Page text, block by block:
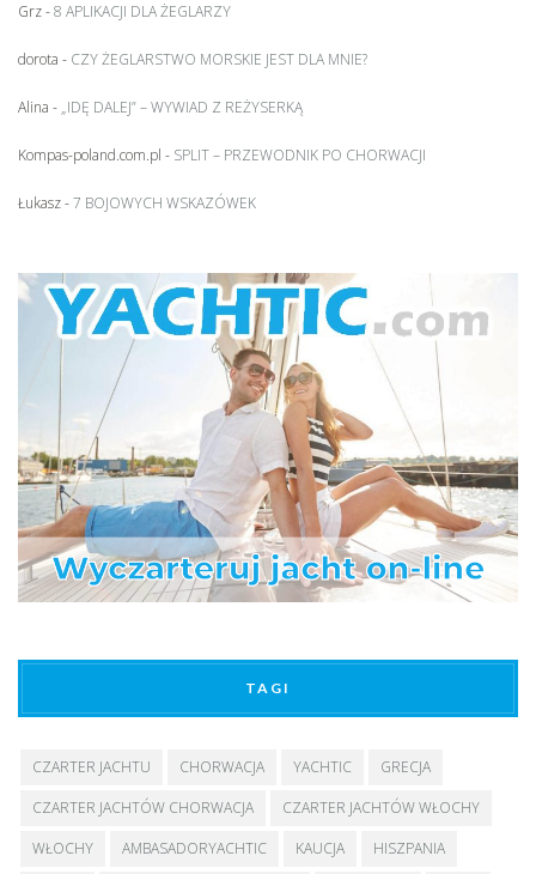
Grz-8 APLIKACJI DLA ŻEGLARZY
dorota - CZY ŻEGLARSTWO MORSKIE JEST DLA MNIE?
Alina - „IDĘ DALEJ” – WYWIAD Z REŻYSERKĄ
Kompas-poland.com.pl - SPLIT – PRZEWODNIK PO CHORWACJI
Łukasz-7 BOJOWYCH WSKAZÓWEK
TAGI
CZARTER JACHTU CHORWACJA YACHTIC
GRECJA
CZARTER JACHTÓW CHORWACJA
CZARTER JACHTÓW WŁOCHY
WŁOCHY
AMBASADORYACHTIC KAUCJA HISZPANIA